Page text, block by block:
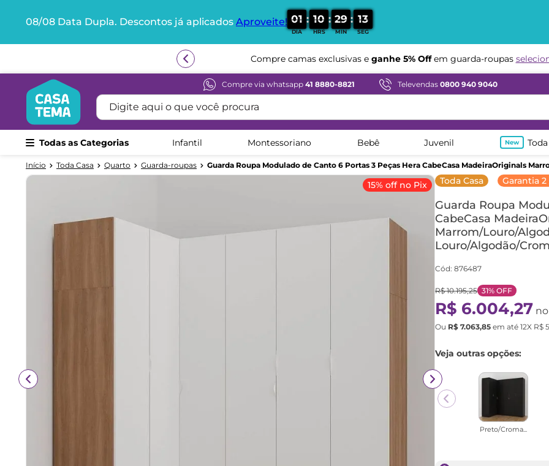
08/08 Data Dupla. Descontos já aplicados Aproveite! 01
DIA
: 10
HRS
: 29
MIN
: 12
SEG
Compre em ate 12x sem juros
Compre via whatsapp 41 8880-8821 Televendas 0800 940 9040
Digite aqui o que você procura
Todas as Categorias Infantil Montessoriano Bebê Juvenil
Toda Casa Quarto Guarda-roupas Guarda Roupa Modulado de Canto 6 Portas 3 Peças Hera CabeCasa MadeiraOriginals
15% off no Pix Toda Casa Garantia 2
Guarda Roupa
CabeCasa
Marrom/Louro/
Louro/Algodão/
Cód: 876487
R$ 10.195,25 31%OFF
R$ 6.004,27
Ou R$ 7.063,85em até 12X R$
Veja outras opções:
Preto/Croma...
Termos mais buscados
guarda roupa
bicama
aria
escrivaninha
petit
cama solteiro